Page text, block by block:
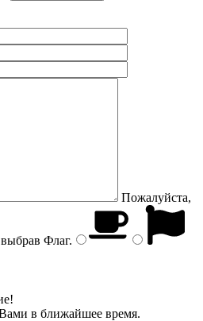
Пожалуйста,
Флаг.
в ближайшее время.